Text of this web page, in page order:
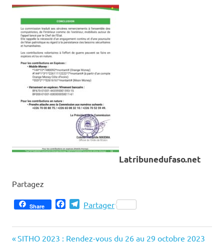
Latribunedufaso.net
Partagez
Share FacebookTelegram
Partager
Navigation
Previous
SITHO 2023 : Rendez-vous du 26 au 29 octobre 2023